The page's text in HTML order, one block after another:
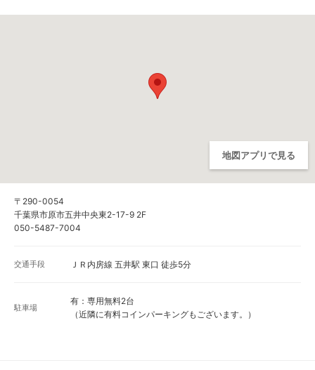
地図アプリで見る
〒290-0054
千葉県市原市五井中央東2-17-9 2F
050-5487-7004
交通手段 ＪＲ内房線 五井駅 東口 徒歩5分
駐車場
有：専用無料2台
（近隣に有料コインパーキングもございます。）